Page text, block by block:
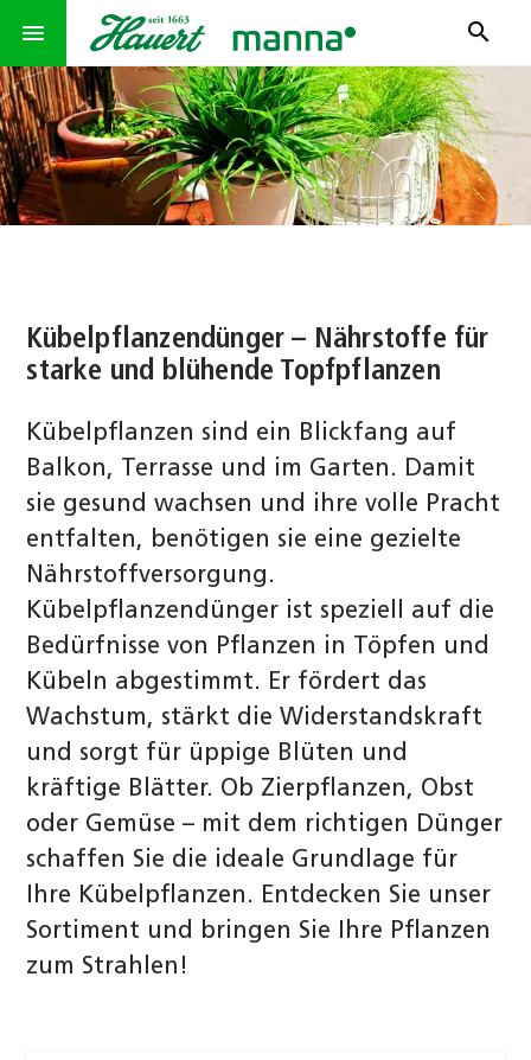
menu search
Kübelpflanzendünger – Nährstoffe für
starke und blühende Topfpflanzen
Kübelpflanzen sind ein Blickfang auf
Balkon, Terrasse und im Garten. Damit
sie gesund wachsen und ihre volle Pracht
entfalten, benötigen sie eine gezielte
Nährstoffversorgung.
Kübelpflanzendünger ist speziell auf die
Bedürfnisse von Pflanzen in Töpfen und
Kübeln abgestimmt. Er fördert das
Wachstum, stärkt die Widerstandskraft
und sorgt für üppige Blüten und
kräftige Blätter. Ob Zierpflanzen, Obst
oder Gemüse – mit dem richtigen Dünger
schaffen Sie die ideale Grundlage für
Ihre Kübelpflanzen. Entdecken Sie unser
Sortiment und bringen Sie Ihre Pflanzen
zum Strahlen!